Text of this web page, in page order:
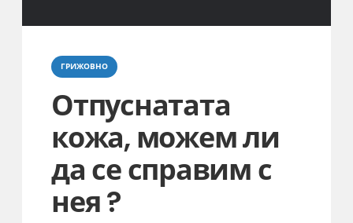
Categories
ГРИЖОВНО
Отпуснатата
кожа, можем ли
да се справим с
нея ?